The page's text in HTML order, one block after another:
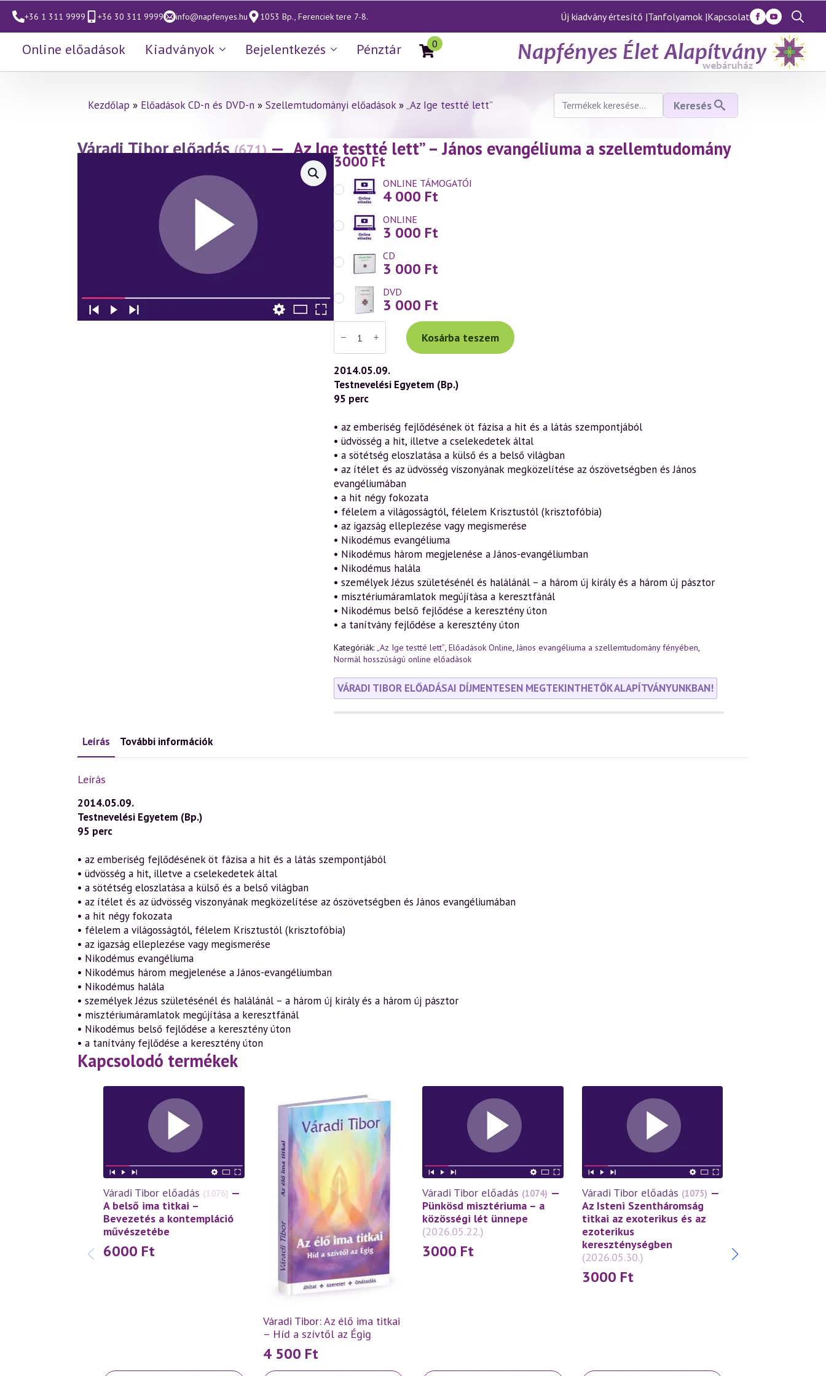
+36 1 311 9999 +36 30 311 9999 info@napfenyes.hu 1053 Bp., Ferenciek tere 7-8. Új kiadvány értesítő |Tanfolyamok |Kapcsolat
Search
for:
Online előadások Kiadványok Bejelentkezés Pénztár 0
Kezdőlap » Előadások CD-n és DVD-n » Szellemtudományi előadások»„Az Ige testté lett”
Keresés
következőre:
Keresés
Váradi Tibor előadás (671) — „Az Ige testté lett” – János evangéliuma a szellemtudomány
fényében 20. rész(2014.05.09.) 3000Ft
ONLINE TÁMOGATÓI
4 000 Ft
ONLINE
3 000 Ft
CD
3 000 Ft
DVD
3 000 Ft
Váradi
Tibor
előadás
(671)
—
„Az
Ige
testté
lett”
János
evangéliuma
a
szellemtudomány
fényében
20.
rész
(2014.05.09.)
mennyiség
Kosárba teszem
2014.05.09.
Testnevelési Egyetem (Bp.)
95 perc
• az emberiség fejlődésének öt fázisa a hit és a látás szempontjából
• üdvösség a hit, illetve a cselekedetek által
• a sötétség eloszlatása a külső és a belső világban
• az ítélet és az üdvösség viszonyának megközelítése az ószövetségben és János
evangéliumában
• a hit négy fokozata
• félelem a világosságtól, félelem Krisztustól (krisztofóbia)
• az igazság elleplezése vagy megismerése
• Nikodémus evangéliuma
• Nikodémus három megjelenése a János-evangéliumban
• Nikodémus halála
• személyek Jézus születésénél és halálánál – a három új király és a három új pásztor
• misztériumáramlatok megújítása a keresztfánál
• Nikodémus belső fejlődése a keresztény úton
• a tanítvány fejlődése a keresztény úton
Kategóriák: „Az Ige testté lett”, Előadások Online, János evangéliuma a szellemtudomány fényében,
Normál hosszúságú online előadások
VÁRADI TIBOR ELŐADÁSAI DÍJMENTESEN MEGTEKINTHETŐK ALAPÍTVÁNYUNKBAN!
Leírás További információk
Leírás
2014.05.09.
Testnevelési Egyetem (Bp.)
95 perc
• az emberiség fejlődésének öt fázisa a hit és a látás szempontjából
• üdvösség a hit, illetve a cselekedetek által
• a sötétség eloszlatása a külső és a belső világban
• az ítélet és az üdvösség viszonyának megközelítése az ószövetségben és János evangéliumában
• a hit négy fokozata
• félelem a világosságtól, félelem Krisztustól (krisztofóbia)
• az igazság elleplezése vagy megismerése
• Nikodémus evangéliuma
• Nikodémus három megjelenése a János-evangéliumban
• Nikodémus halála
• személyek Jézus születésénél és halálánál – a három új király és a három új pásztor
• misztériumáramlatok megújítása a keresztfánál
• Nikodémus belső fejlődése a keresztény úton
• a tanítvány fejlődése a keresztény úton
Kapcsolodó termékek
Váradi Tibor előadás (1076) —
A belső ima titkai –
Bevezetés a kontempláció
művészetébe
6000 Ft
Váradi Tibor: Az élő ima titkai
– Híd a szívtől az Égig
4 500 Ft
Váradi Tibor előadás (1074) —
Pünkösd misztériuma – a
közösségi lét ünnepe
(2026.05.22.)
3000 Ft
Váradi Tibor előadás (1075) —
Az Isteni Szentháromság
titkai az exoterikus és az
ezoterikus
kereszténységben
(2026.05.30.)
3000 Ft